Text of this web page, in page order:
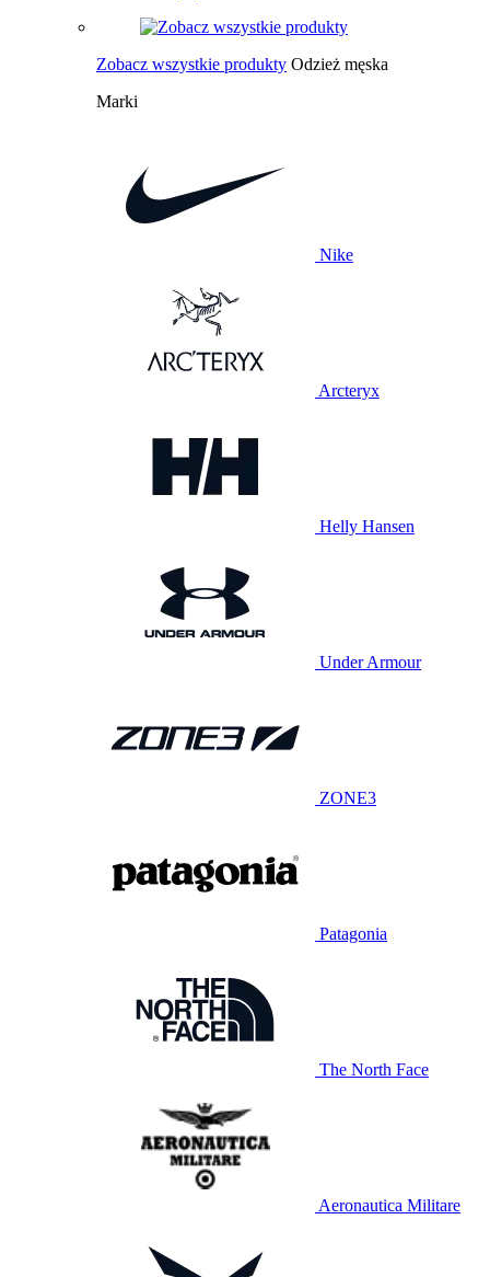
Zobacz wszystkie produkty Odzież męska
Marki
Nike
Arcteryx
Helly Hansen
Under Armour
ZONE3
Patagonia
The North Face
Aeronautica Militare